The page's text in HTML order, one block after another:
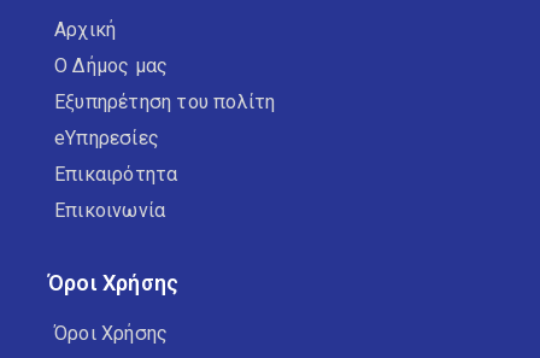
Αρχική
Ο Δήμος μας
Εξυπηρέτηση του πολίτη
eΥπηρεσίες
Επικαιρότητα
Επικοινωνία
Όροι Χρήσης
Όροι Χρήσης